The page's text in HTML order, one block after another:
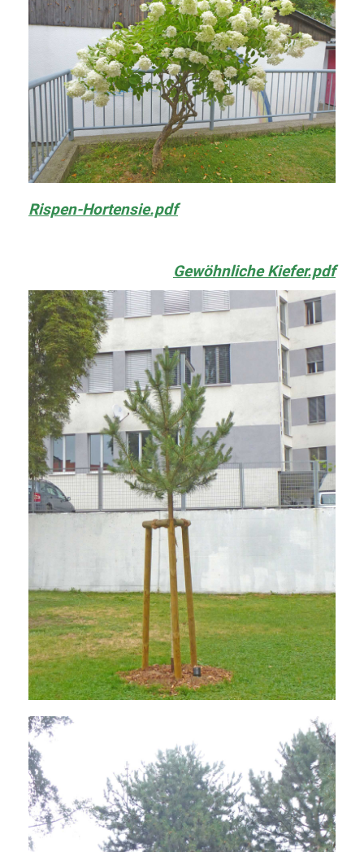
Rispen-Hortensie.pdf
Gewöhnliche Kiefer.pdf